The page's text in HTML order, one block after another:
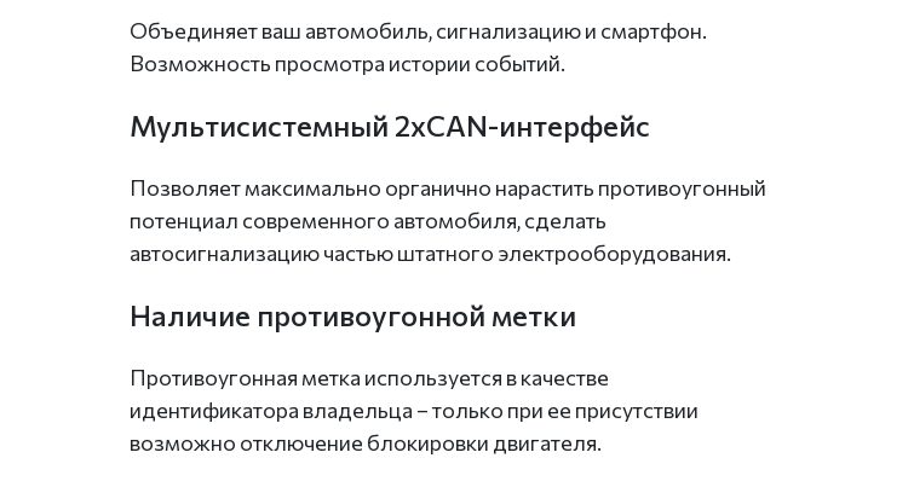
Объединяет ваш автомобиль, сигнализацию и смартфон.
Возможность просмотра истории событий.
Мультисистемный 2хCAN-интерфейс
Позволяет максимально органично нарастить противоугонный
потенциал современного автомобиля, сделать
автосигнализацию частью штатного электрооборудования.
Наличие противоугонной метки
Противоугонная метка используется в качестве
идентификатора владельца – только при ее присутствии
возможно отключение блокировки двигателя.